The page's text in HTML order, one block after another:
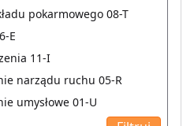
pokarmowego 08-T
E
11-I
narządu ruchu 05-R
umysłowe 01-U